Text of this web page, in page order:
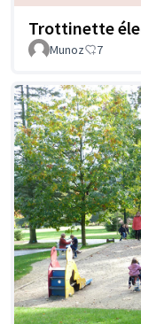
Trottinette
Munoz 7